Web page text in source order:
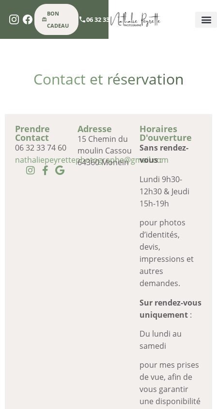
BON
CADEAU
06 32 33 74 60
Contact et réservation
Prendre
Contact
06 32 33 74 60
nathaliepeyrettephotographe@gmail.com
Adresse
15 Chemin du
moulin Cassou
64360 Monein
Horaires
D'ouverture
Sans rendez-
vous:
Lundi 9h30-
12h30 & Jeudi
15h-19h
pour photos
d’identités,
devis,
impressions et
autres
demandes.
Sur rendez-vous
uniquement :
Du lundi au
samedi
pour mes prises
de vue, afin de
vous garantir
une disponibilité